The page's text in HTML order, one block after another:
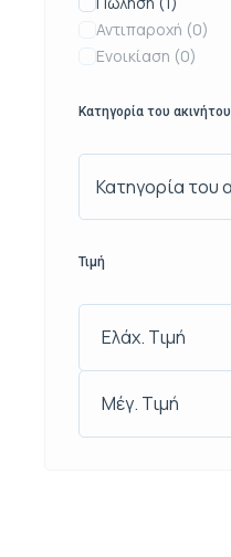
Αντιπαροχή (0)
Ενοικίαση (0)
Κατηγορία του ακινήτου
Τιμή